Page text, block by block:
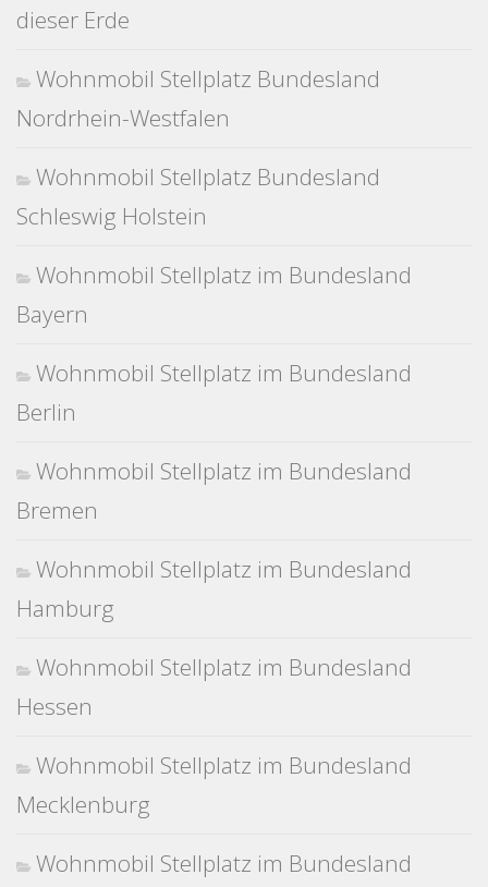
dieser Erde
Wohnmobil Stellplatz Bundesland
Nordrhein-Westfalen
Wohnmobil Stellplatz Bundesland
Schleswig Holstein
Wohnmobil Stellplatz im Bundesland
Bayern
Wohnmobil Stellplatz im Bundesland
Berlin
Wohnmobil Stellplatz im Bundesland
Bremen
Wohnmobil Stellplatz im Bundesland
Hamburg
Wohnmobil Stellplatz im Bundesland
Hessen
Wohnmobil Stellplatz im Bundesland
Mecklenburg
Wohnmobil Stellplatz im Bundesland